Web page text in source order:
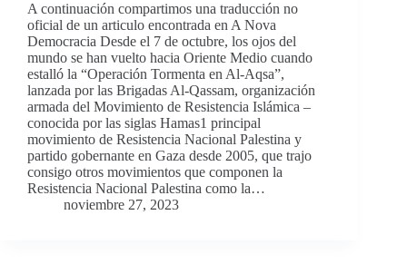
A continuación compartimos una traducción no
oficial de un articulo encontrada en A Nova
Democracia Desde el 7 de octubre, los ojos del
mundo se han vuelto hacia Oriente Medio cuando
estalló la “Operación Tormenta en Al-Aqsa”,
lanzada por las Brigadas Al-Qassam, organización
armada del Movimiento de Resistencia Islámica –
conocida por las siglas Hamas1 principal
movimiento de Resistencia Nacional Palestina y
partido gobernante en Gaza desde 2005, que trajo
consigo otros movimientos que componen la
Resistencia Nacional Palestina como la…
noviembre 27, 2023